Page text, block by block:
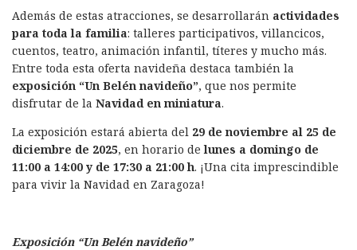
o
k
I
n
p ir
Además de estas atracciones, se desarrollarán actividades
para toda la familia: talleres participativos, villancicos,
cuentos, teatro, animación infantil, títeres y mucho más.
Entre toda esta oferta navideña destaca también la
exposición “Un Belén navideño”, que nos permite
disfrutar de la Navidad en miniatura.
La exposición estará abierta del 29 de noviembre al 25 de
diciembre de 2025, en horario delunes a domingo de
11:00 a 14:00 y de 17:30 a 21:00 h. ¡Una cita imprescindible
para vivir la Navidad en Zaragoza!
Exposición “Un Belén navideño”